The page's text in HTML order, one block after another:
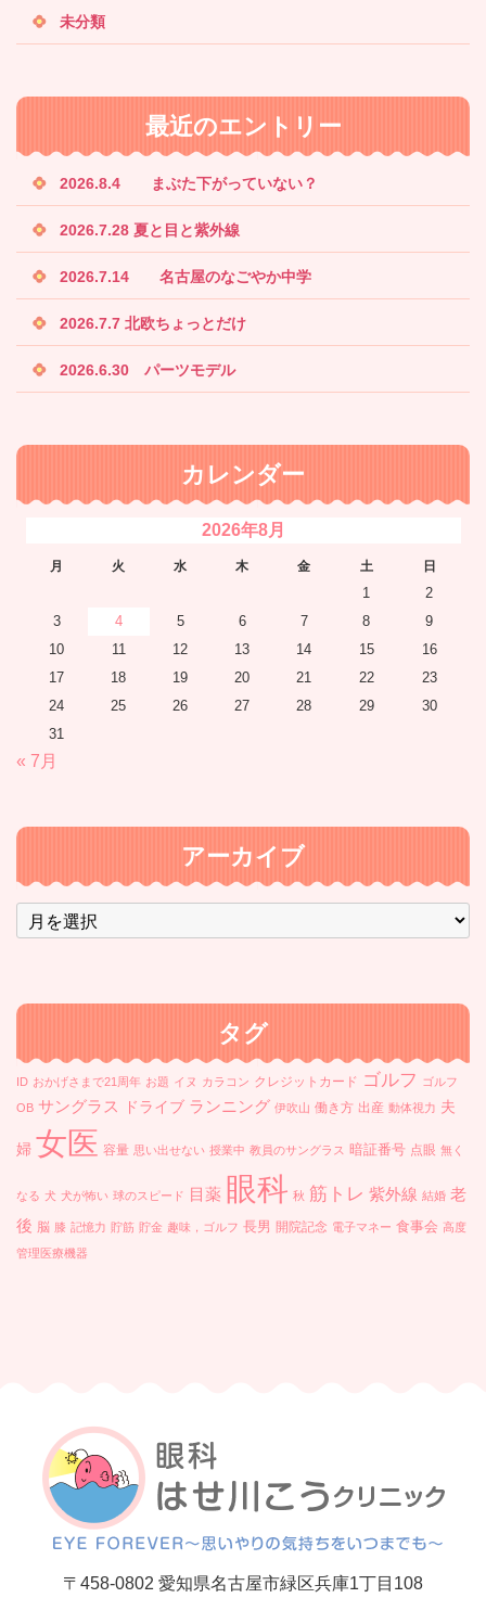
未分類
最近のエントリー
2026.8.4 まぶた下がっていない？
2026.7.28 夏と目と紫外線
2026.7.14 名古屋のなごやか中学
2026.7.7 北欧ちょっとだけ
2026.6.30 パーツモデル
カレンダー
2026年8月
月 火 水 木 金 土 日
1
2
3
4 5 6 7 8
9
10
11 12 13 14 15
16
17
18 19 20 21 22
23
24
25 26 27 28 29
30
31
« 7月
アーカイブ
ア
ー
ブ
タグ
ID おかげさまで21周年 お題 イヌ カラコン クレジットカード ゴルフ ゴルフ
OB サングラス ドライブ ランニング 伊吹山 働き方 出産 動体視力 夫
婦 女医 容量 思い出せない 授業中 教員のサングラス 暗証番号 点眼 無く
なる 犬 犬が怖い 球のスピード 目薬 眼科 秋 筋トレ 紫外線 結婚 老
後 脳 膝 記憶力 貯筋 貯金 趣味，ゴルフ 長男 開院記念 電子マネー 食事会 高度
管理医療機器
〒458-0802 愛知県名古屋市緑区兵庫1丁目108